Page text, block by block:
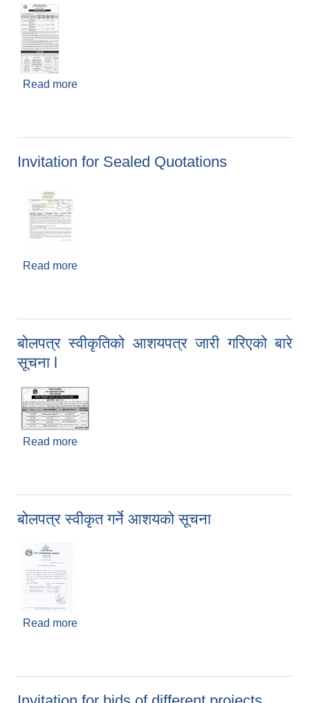
Read more
Invitation for Sealed Quotations
Read more
बोलपत्र स्वीकृतिको आशयपत्र जारी गरिएको बारे
सूचना l
Read more
बोलपत्र स्वीकृत गर्ने आशयको सूचना
Read more